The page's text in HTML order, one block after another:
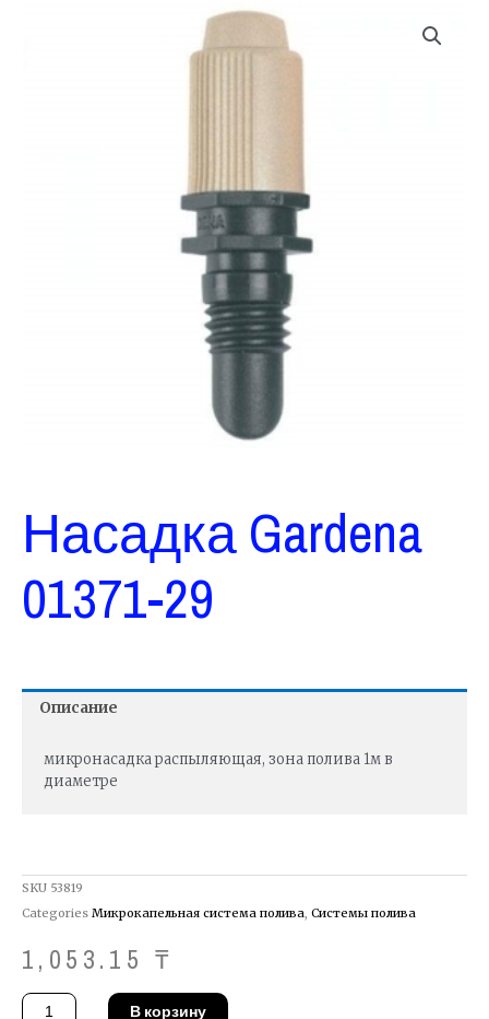
Насадка Gardena
01371-29
Описание
микронасадка распыляющая, зона полива 1м в
диаметре
SKU 53819
Categories Микрокапельная система полива, Системы полива
1,053.15 ₸
Количество
товара
В корзину